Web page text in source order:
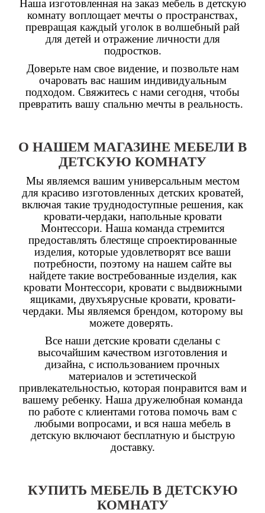
Наша изготовленная на заказ мебель в детскую
комнату воплощает мечты о пространствах,
превращая каждый уголок в волшебный рай
для детей и отражение личности для
подростков.
Доверьте нам свое видение, и позвольте нам
очаровать вас нашим индивидуальным
подходом. Свяжитесь с нами сегодня, чтобы
превратить вашу спальню мечты в реальность.
О НАШЕМ МАГАЗИНЕ МЕБЕЛИ В
ДЕТСКУЮ КОМНАТУ
Мы являемся вашим универсальным местом
для красиво изготовленных детских кроватей,
включая такие труднодоступные решения, как
кровати-чердаки, напольные кровати
Монтессори. Наша команда стремится
предоставлять блестяще спроектированные
изделия, которые удовлетворят все ваши
потребности, поэтому на нашем сайте вы
найдете такие востребованные изделия, как
кровати Монтессори, кровати с выдвижными
ящиками, двухъярусные кровати, кровати-
чердаки. Мы являемся брендом, которому вы
можете доверять.
Все наши детские кровати сделаны с
высочайшим качеством изготовления и
дизайна, с использованием прочных
материалов и эстетической
привлекательностью, которая понравится вам и
вашему ребенку. Наша дружелюбная команда
по работе с клиентами готова помочь вам с
любыми вопросами, и вся наша мебель в
детскую включают бесплатную и быструю
доставку.
КУПИТЬ МЕБЕЛЬ В ДЕТСКУЮ
КОМНАТУ